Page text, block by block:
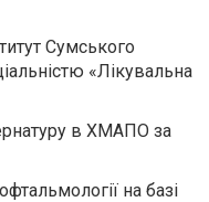
Сумського
«Лікувальна
в ХМАПО за
на базі